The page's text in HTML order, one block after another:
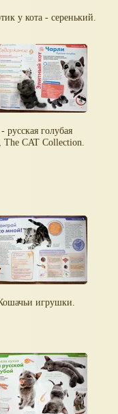
у кота - серенький.
русская голубая
The CAT Сollection.
игрушки.